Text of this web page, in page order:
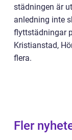
städningen är
anledning inte
flyttstädningar
Kristianstad,
flera.
Fler